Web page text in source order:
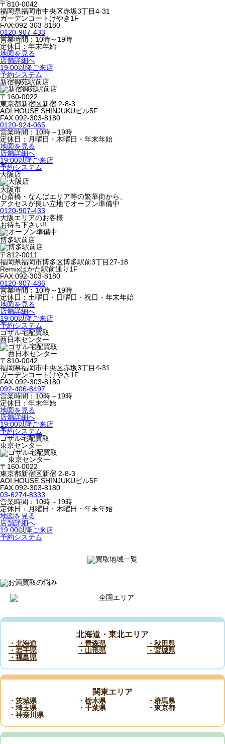
〒810-0042
福岡県福岡市中央区赤坂3丁目4-31
ガーデンコートけやき1F
FAX:092-303-8180
0120-907-433
営業時間：10時～19時
定休日：年末年始
地図を見る
店舗詳細へ
19:00以降ご来店
予約システム
新宿御苑駅前店
〒160-0022
東京都新宿区新宿 2-8-3
AOI HOUSE SHINJUKUビル5F
FAX:092-303-8180
0120-924-065
営業時間：10時～19時
定休日：月曜日・木曜日・年末年始
地図を見る
店舗詳細へ
19:00以降ご来店
予約システム
大阪店
大阪市
心斎橋・なんばエリア等の繁華街から、
アクセスが良い立地でオープン準備中
0120-907-433
大阪エリアのお客様
お待ち下さい!!
博多駅前店
〒812-0011
福岡県福岡市博多区博多駅前3丁目27-18
Remixはかた駅前通り1F
FAX:092-303-8180
0120-907-486
営業時間：10時～19時
定休日：土曜日・日曜日・祝日・年末年始
地図を見る
店舗詳細へ
19:00以降ご来店
予約システム
ゴザル宅配買取
西日本センター
〒810-0042
福岡県福岡市中央区赤坂3丁目4-31
ガーデンコートけやき1F
FAX:092-303-8180
092-406-8497
営業時間：10時～19時
定休日：年末年始
地図を見る
店舗詳細へ
19:00以降ご来店
予約システム
ゴザル宅配買取
東京センター
〒160-0022
東京都新宿区新宿 2-8-3
AOI HOUSE SHINJUKUビル5F
FAX:092-303-8180
03-6274-8333
営業時間：10時～19時
定休日：月曜日・木曜日・年末年始
地図を見る
店舗詳細へ
19:00以降ご来店
予約システム
北海道・東北エリア
・北海道 ・青森県
・秋田県
・岩手県
・山形県
・宮城県
・福島県
関東エリア
・茨城県 ・栃木県
・群馬県
・埼玉県
・千葉県
・東京都
・神奈川県